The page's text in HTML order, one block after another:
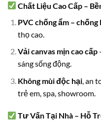
Chất Liệu Cao Cấp –
PVC chống ẩm –
thọ cao.
Vải canvas mịn cao cấp
sáng sống động.
Không mùi độc hại, an
trẻ em, spa, showroom.
Tư Vấn Tại Nhà – Hỗ